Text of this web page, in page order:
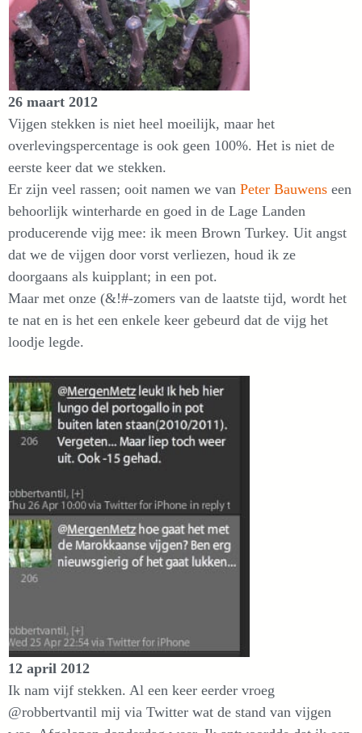
26 maart 2012
Vijgen stekken is niet heel moeilijk, maar het
overlevingspercentage is ook geen 100%. Het is niet de
eerste keer dat we stekken.
Er zijn veel rassen; ooit namen we van Peter Bauwens een
behoorlijk winterharde en goed in de Lage Landen
producerende vijg mee: ik meen Brown Turkey. Uit angst
dat we de vijgen door vorst verliezen, houd ik ze
doorgaans als kuipplant; in een pot.
​Maar met onze (&!#-zomers van de laatste tijd, wordt het
te nat en is het een enkele keer gebeurd dat de vijg het
loodje legde.
12 april 2012
Ik nam vijf stekken. Al een keer eerder vroeg
@robbertvantil mij via Twitter wat de stand van vijgen